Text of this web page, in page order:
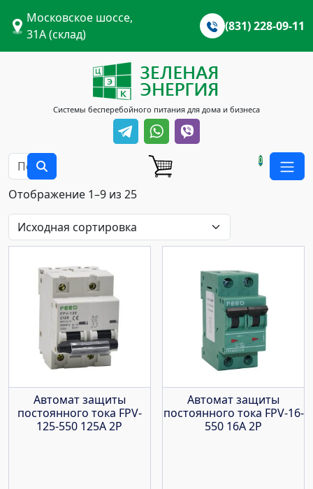
Московское шоссе,
31А (склад)
(831) 228-09-11
Системы бесперебойного питания для дома и бизнеса
0
Отображение 1–9 из 25
Автомат защиты
постоянного тока FPV-
125-550 125A 2P
Автомат защиты
постоянного тока FPV-16-
550 16A 2P